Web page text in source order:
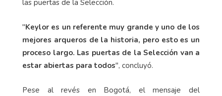
las puertas de la Selección.
"Keylor es un referente muy grande y uno de los
mejores arqueros de la historia, pero esto es un
proceso largo. Las puertas de la Selección van a
estar abiertas para todos", concluyó.
Pese al revés en Bogotá, el mensaje del